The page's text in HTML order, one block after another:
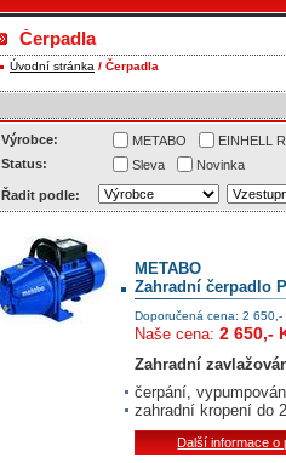
Čerpadla
Úvodní stránka / Čerpadla
Výrobce: METABO
EINHELL
Status:
Sleva Novinka
Řadit podle:
METABO
Zahradní čerpadlo
Doporučená cena: 2 650,-
Naše cena: 2 650,-
Zahradní
čerpání,
zahradní kropení do
Další informace o